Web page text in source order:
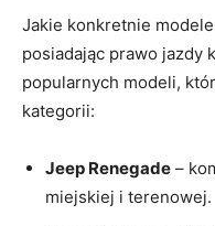
Jakie konkretnie
posiadając prawo jazdy​
popularnych modeli,
kategorii:
Jeep Renegade –
miejskiej ⁣i terenowej.